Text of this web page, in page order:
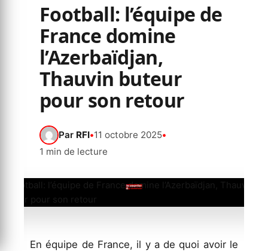
Football: l’équipe de
France domine
l’Azerbaïdjan,
Thauvin buteur
pour son retour
Par RFI•11 octobre 2025•
1 min de lecture
En équipe de France, il y a de quoi avoir le